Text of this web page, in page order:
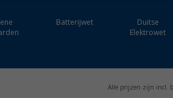
Batterijwet
Duitse
Elektrowet
Alle prijzen zijn incl.